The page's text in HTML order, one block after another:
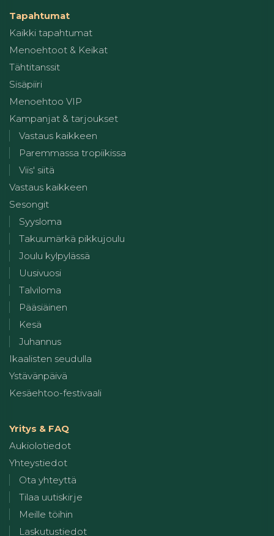
Tapahtumat
Kaikki tapahtumat
Menoehtoot & Keikat
Tähtitanssit
Sisäpiiri
Menoehtoo VIP
Kampanjat & tarjoukset
Vastaus kaikkeen
Paremmassa tropiikissa
Viis' siitä
Vastaus kaikkeen
Sesongit
Syysloma
Takuumärkä pikkujoulu
Joulu kylpylässä
Uusivuosi
Talviloma
Pääsiäinen
Kesä
Juhannus
Ikaalisten seudulla
Ystävänpäivä
Kesäehtoo-festivaali
Yritys & FAQ
Aukiolotiedot
Yhteystiedot
Ota yhteyttä
Tilaa uutiskirje
Meille töihin
Laskutustiedot